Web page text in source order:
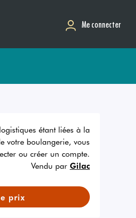
Me connecter
étant liées à la
votre boulangerie, vous
ou créer un compte.
Vendu par Gilac
prix